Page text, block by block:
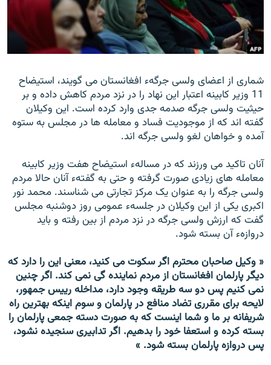
تماس
صفحه پشتو
به ما بپیوندید
شماری از اعضای ولسی جرگهء افغانستان می گویند، استیضاح
11 وزیر کابینه اعتبار این نهاد را در نزد مردم کاهش داده و بر
حیثیت ولسی جرگه صدمه جدی وارد کرده است. این وکیلان
گفته اند که از موجودیت فساد و معامله ها در مجلس به ستوه
آمده و خواهان لغو ولسی جرگه اند.
آنان تاکید می ورزند که در مسالهء استیضاح هفت وزیر کابینه
معامله های زیادی صورت گرفته و حتی به گفتهء آنان حالا مردم
ولسی جرگه را به عنوان یک مرکز تجارتی می شناسند. محمد نور
اکبری یکی از این وکیلان در جلسهء عمومی روز دوشنبه مجلس
گفت که ارزش ولسی جرگه در نزد مردم از بین رفته و باید
دروازهء آن بسته شود.
« وکیل صاحبان محترم اگر سکوت می کنید، معنی این را دارد که
دیگر پارلمان افغانستان از مردم نماینده گی نمی کند. اگر چنین
نمی کنیم پس دو سه طریقه وجود دارد، مداخله رییس جمهور،
لایحه برای مقرری تضاد منافع در پارلمان و سوم اینکه بهترین راه
شریفانه بر ما و شما اینست که به صورت دسته جمعی پارلمان را
بسته کرده و استعفا خود را بدهیم. اگر تدابیری سنجیده نشود،
پس دروازه پارلمان بسته شود. »